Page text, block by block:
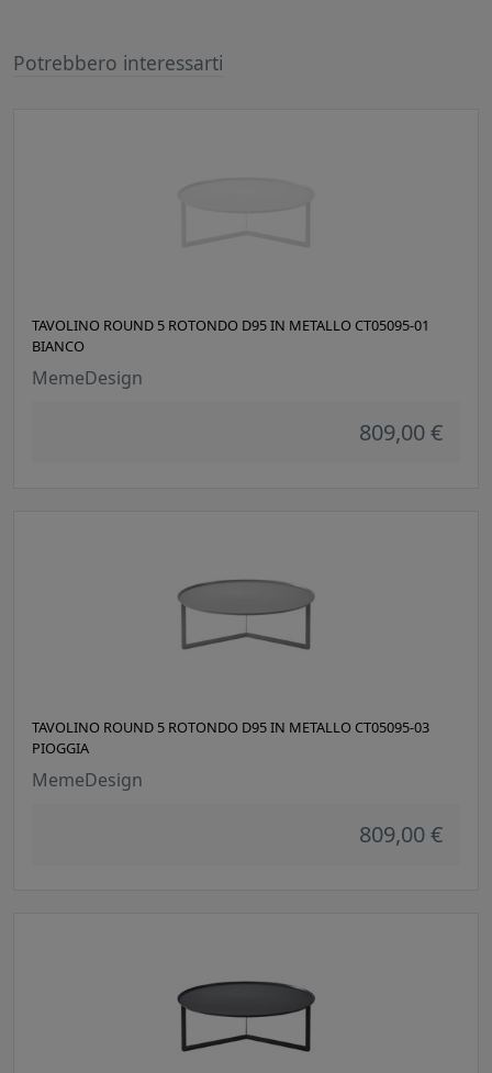
Potrebbero interessarti
TAVOLINO ROUND 5 ROTONDO D95 IN METALLO CT05095-01
BIANCO
MemeDesign
809,00 €
TAVOLINO ROUND 5 ROTONDO D95 IN METALLO CT05095-03
PIOGGIA
MemeDesign
809,00 €